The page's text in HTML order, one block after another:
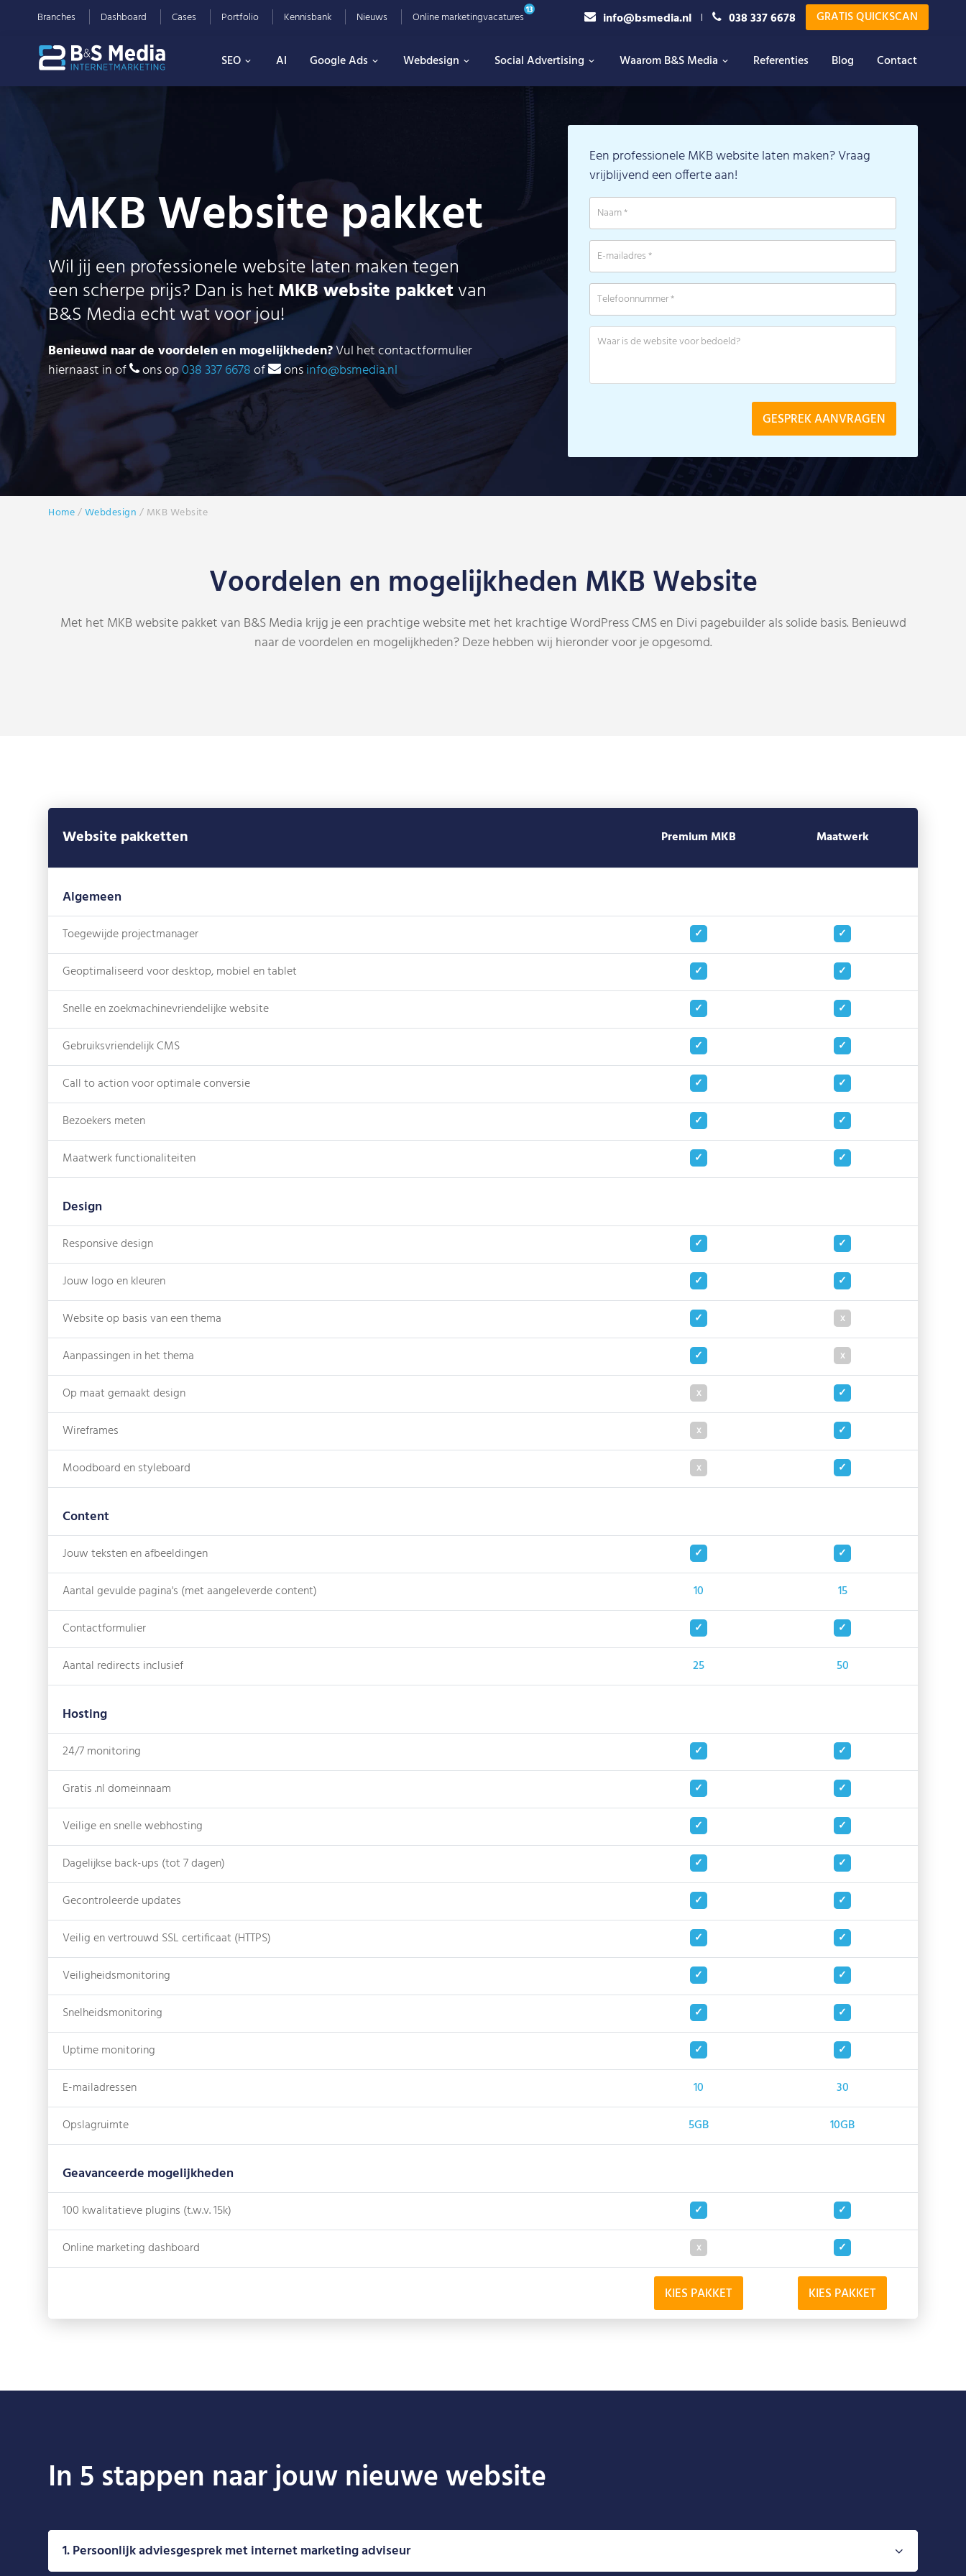
Branches Dashboard Cases Portfolio Kennisbank Nieuws Online marketingvacatures13 info@bsmedia.nl 038 337 6678 GRATIS QUICKSCAN
SEO AI Google Ads Webdesign Social Advertising Waarom B&S Media Referenties Blog Contact
MKB Website pakket
Wil jij een professionele website laten maken tegen
een scherpe prijs? Dan is hetMKB website pakketvan
B&S Media echt wat voor jou!
Benieuwd naar de voordelen en mogelijkheden?Vul het contactformulier
hiernaast in of
ons op038 337 6678of onsinfo@bsmedia.nl
Een professionele MKB website laten maken? Vraag
vrijblijvend een offerte aan!
Home/Webdesign / MKB Website
Voordelen en mogelijkheden MKB Website
Met het MKB website pakket van B&S Media krijg je een prachtige website met het krachtige WordPress CMS en Divi pagebuilder als solide basis. Benieuwd
naar de voordelen en mogelijkheden? Deze hebben wij hieronder voor je opgesomd.
Website pakketten Premium MKB Maatwerk
Algemeen
Toegewijde projectmanager
Geoptimaliseerd voor desktop, mobiel en tablet
Snelle en zoekmachinevriendelijke website
Gebruiksvriendelijk CMS
Call to action voor optimale conversie
Bezoekers meten
Maatwerk functionaliteiten
Design
Responsive design
Jouw logo en kleuren
Website op basis van een thema
Aanpassingen in het thema
Op maat gemaakt design
Wireframes
Moodboard en styleboard
Content
Jouw teksten en afbeeldingen
Aantal gevulde pagina's (met aangeleverde content)
10
15
Contactformulier
Aantal redirects inclusief
25 50
Hosting
24/7 monitoring
Gratis .nl domeinnaam
Veilige en snelle webhosting
Dagelijkse back-ups (tot 7 dagen)
Gecontroleerde updates
Veilig en vertrouwd SSL certificaat (HTTPS)
Veiligheidsmonitoring
Snelheidsmonitoring
Uptime monitoring
E-mailadressen
10
30
Opslagruimte
5GB 10GB
Geavanceerde mogelijkheden
100 kwalitatieve plugins (t.w.v. 15k)
Online marketing dashboard
KIES PAKKET KIES PAKKET
In 5 stappen naar jouw nieuwe website
1. Persoonlijk adviesgesprek met internet marketing adviseur